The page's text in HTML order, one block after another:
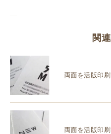
関
両面を活版印
両面を活版印